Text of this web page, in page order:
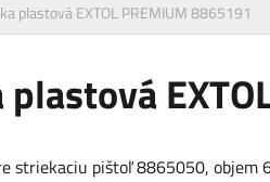
plastová EXTOL PREMIUM 8865191
striekaciu pištoľ 8865050, objem